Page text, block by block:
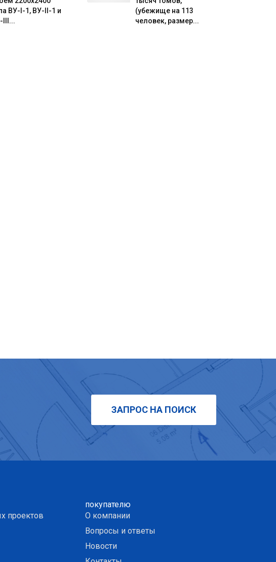
ВУ-I-1, ВУ-II-1 и
III...
(убежище на 113
человек, размер...
ЗАПРОС НА ПОИСК
проектов
покупателю
О компании
Вопросы и ответы
Новости